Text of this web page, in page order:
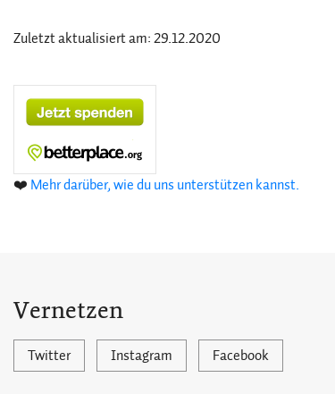
Zuletzt aktualisiert am: 29.12.2020
❤️ Mehr darüber, wie du uns unterstützen kannst.
Vernetzen
Twitter Instagram Facebook